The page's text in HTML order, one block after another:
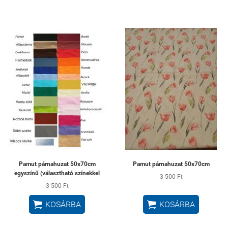
Pamut párnahuzat 50x70cm
egyszínű (választható színekkel
3 500 Ft
 KOSÁRBA
Pamut párnahuzat 50x70cm
3 500 Ft
 KOSÁRBA